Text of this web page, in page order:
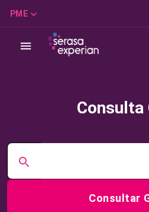
PME
Consulta
Consultar